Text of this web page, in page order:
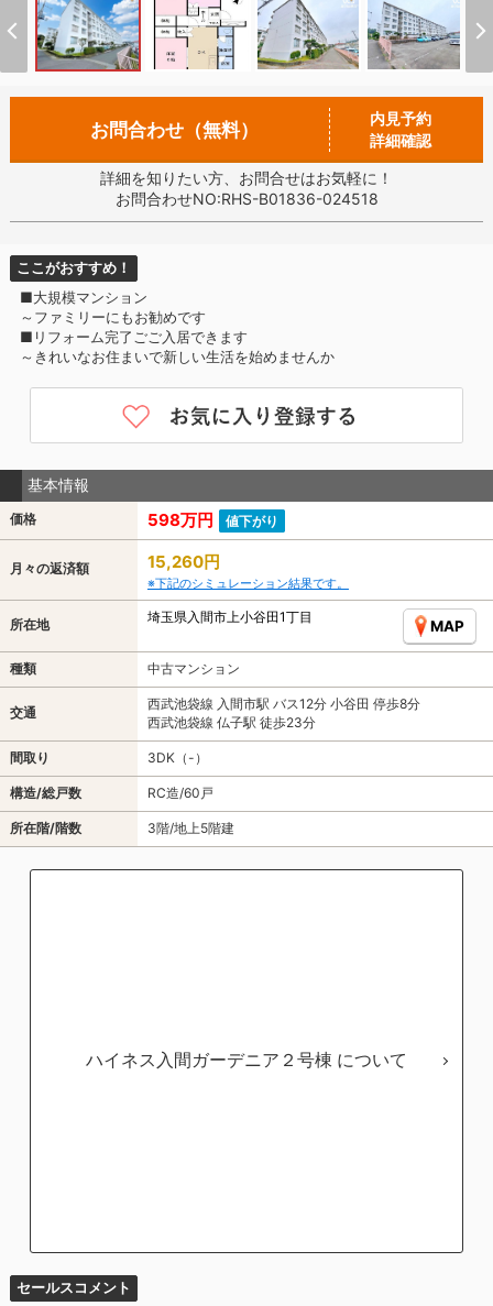
お問合わせ（無料）
内見予約
詳細確認
詳細を知りたい方、お問合せはお気軽に！
お問合わせNO:RHS-B01836-024518
ここがおすすめ！
■大規模マンション
～ファミリーにもお勧めです
■リフォーム完了ごご入居できます
～きれいなお住まいで新しい生活を始めませんか
基本情報
価格 598万円 値下がり
月々の返済額 15,260円
※下記のシミュレーション結果です。
所在地 埼玉県入間市上小谷田1丁目
MAP
種類 中古マンション
交通
西武池袋線 入間市駅 バス12分 小谷田 停歩8分
西武池袋線 仏子駅 徒歩23分
間取り 3DK（-）
構造/総戸数 RC造/60戸
所在階/階数 3階/地上5階建
ハイネス入間ガーデニア２号棟
セールスコメント